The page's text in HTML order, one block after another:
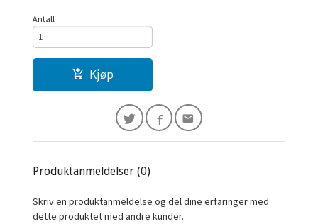
Antall
Kjøp
Produktanmeldelser (0)
Skriv en produktanmeldelse og del dine erfaringer med
dette produktet med andre kunder.